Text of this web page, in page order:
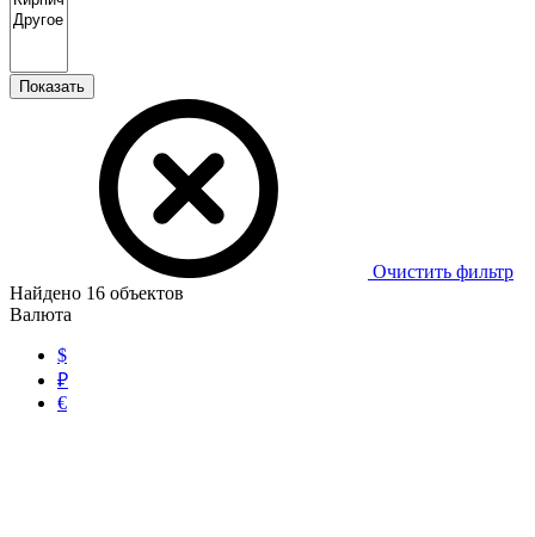
Показать
Очистить фильтр
Найдено 16 объектов
Валюта
$
₽
€